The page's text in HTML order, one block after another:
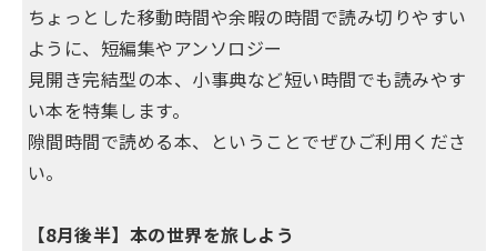
ちょっとした移動時間や余暇の時間で読み切りやすい
ように、短編集やアンソロジー
見開き完結型の本、小事典など短い時間でも読みやす
い本を特集します。
隙間時間で読める本、ということでぜひご利用くださ
い。
【8月後半】本の世界を旅しよう